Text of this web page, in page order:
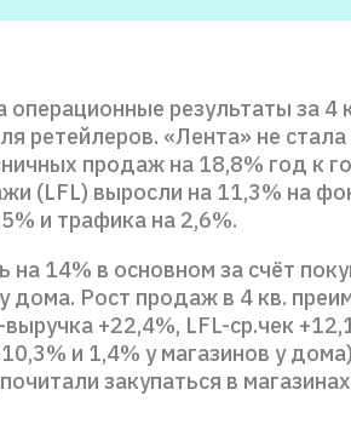
результаты за 4
ретейлеров. «Лента» не стала
продаж на 18,8% год к
(LFL) выросли на 11,3% на
и трафика на 2,6%.
14% в основном за счёт
дома. Рост продаж в 4 кв.
+22,4%, LFL-ср.чек
и 1,4% у магазинов у
закупаться в